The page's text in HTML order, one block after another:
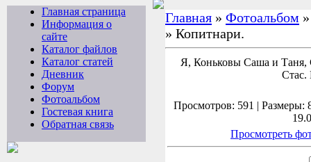
Главная страница
Информация о
сайте
Каталог файлов
Каталог статей
Дневник
Форум
Фотоальбом
Гостевая книга
Обратная связь
Главная » Фотоальбом
» Копитнари.
Я, Коньковы Саша и Таня,
Стас.
Просмотров: 591 | Размеры:
Просмотреть